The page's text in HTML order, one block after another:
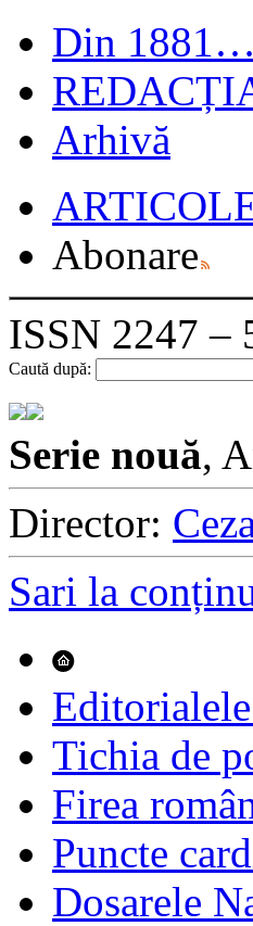
Din 1881…
Arhivă
Abonare
ISSN 2247 –
Caută după:
Serie nouă,
Director:
Sari la
Tichia de
Firea
Puncte
Dosarele